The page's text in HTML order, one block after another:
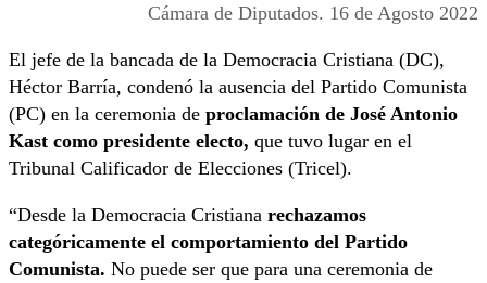
Cámara de Diputados. 16 de Agosto 2022
El jefe de la bancada de la Democracia Cristiana (DC),
Héctor Barría, condenó la ausencia del Partido Comunista
(PC) en la ceremonia de proclamación de José Antonio
Kast como presidente electo, que tuvo lugar en el
Tribunal Calificador de Elecciones (Tricel).
“Desde la Democracia Cristiana rechazamos
categóricamente el comportamiento del Partido
Comunista. No puede ser que para una ceremonia de